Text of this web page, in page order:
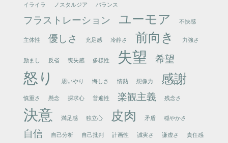
イライラ ノスタルジア バランス
フラストレーション ユーモア
不快感
主体性
優しさ 充足感 冷静さ 前向き 力強さ
励まし 反省 喪失感 多様性 失望 希望
怒り 思いやり 悔しさ 情熱 想像力 感謝
慎重さ 懸念 探求心 普遍性 楽観主義 残念さ
決意 満足感 独立心 皮肉 矛盾 穏やかさ
自信 自己分析 自己批判 計画性 誠実さ 謙虚さ
責任感